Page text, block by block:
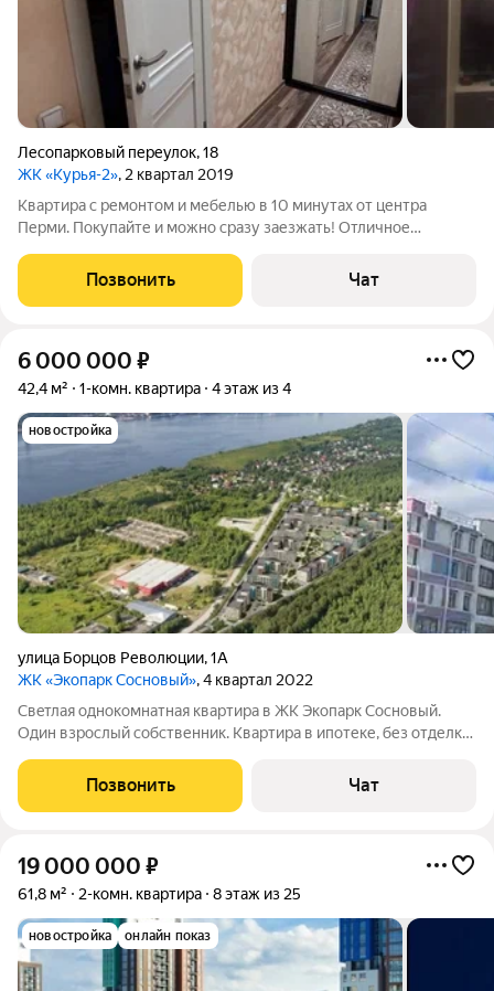
Лесопарковый переулок,18
ЖК «Курья-2», 2 квартал 2019
Квартира с ремонтом и мебелью в 10 минутах от центра
Перми. Покупайте и можно сразу заезжать! Отличное
Уютная теплая светлая квартира в кирпичном доме . Этаж 2,
современная европланировка -
Позвонить Чат
6 000 000 ₽
42,4 м² 1-комн. квартира 4 этаж из 4
новостройка
улица Борцов Революции,1А
ЖК «Экопарк Сосновый», 4 квартал 2022
Свeтлaя однокoмнатная квapтиpa в ЖK Экопарк Cоcнoвый.
Один взpослый coбcтвенник. Квартира в ипотеке, без отделки,
строительство, закрытый двор, огромная для этой этажности
территория ЖК, много
Позвонить Чат
19 000 000 ₽
61,8 м² 2-комн. квартира 8 этаж из 25
новостройка онлайн показ